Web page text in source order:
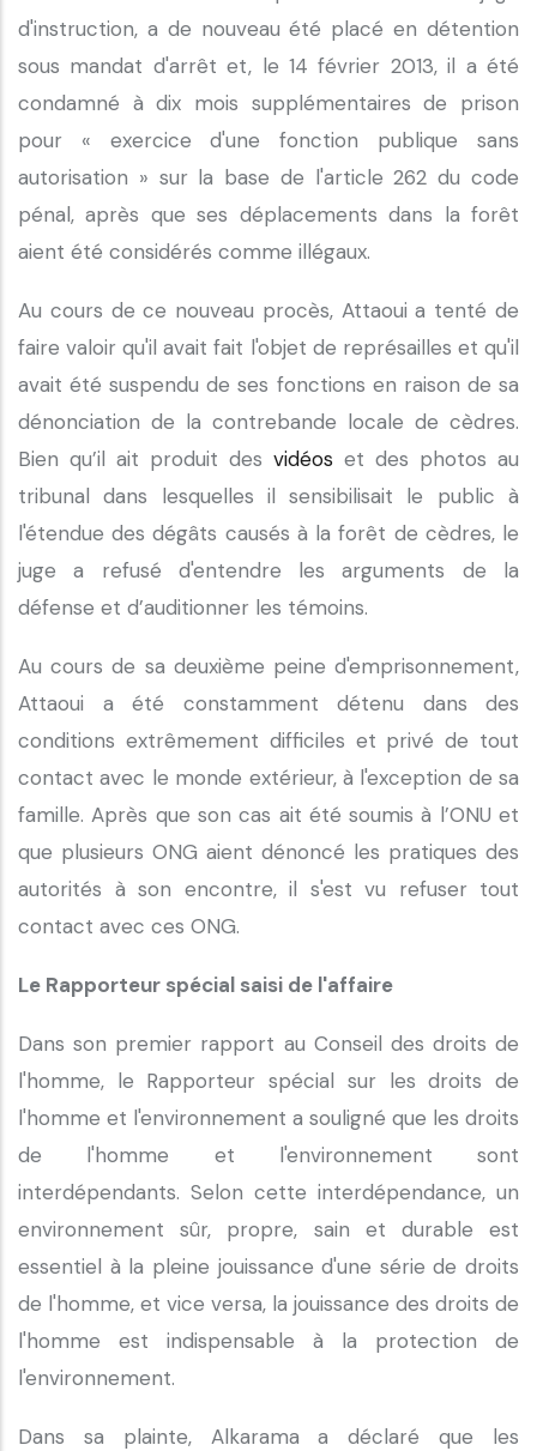
d'instruction, a de nouveau été placé en détention
sous mandat d'arrêt et, le 14 février 2013, il a été
condamné à dix mois supplémentaires de prison
pour « exercice d'une fonction publique sans
autorisation » sur la base de l'article 262 du code
pénal, après que ses déplacements dans la forêt
aient été considérés comme illégaux.
Au cours de ce nouveau procès, Attaoui a tenté de
faire valoir qu'il avait fait l'objet de représailles et qu'il
avait été suspendu de ses fonctions en raison de sa
dénonciation de la contrebande locale de cèdres.
Bien qu’il ait produit des vidéos et des photos au
tribunal dans lesquelles il sensibilisait le public à
l'étendue des dégâts causés à la forêt de cèdres, le
juge a refusé d'entendre les arguments de la
défense et d’auditionner les témoins.
Au cours de sa deuxième peine d'emprisonnement,
Attaoui a été constamment détenu dans des
conditions extrêmement difficiles et privé de tout
contact avec le monde extérieur, à l'exception de sa
famille. Après que son cas ait été soumis à l’ONU et
que plusieurs ONG aient dénoncé les pratiques des
autorités à son encontre, il s'est vu refuser tout
contact avec ces ONG.
Le Rapporteur spécial saisi de l'affaire
Dans son premier rapport au Conseil des droits de
l'homme, le Rapporteur spécial sur les droits de
l'homme et l'environnement a souligné que les droits
de l'homme et l'environnement sont
interdépendants. Selon cette interdépendance, un
environnement sûr, propre, sain et durable est
essentiel à la pleine jouissance d'une série de droits
de l'homme, et vice versa, la jouissance des droits de
l'homme est indispensable à la protection de
l'environnement.
Dans sa plainte, Alkarama a déclaré que les